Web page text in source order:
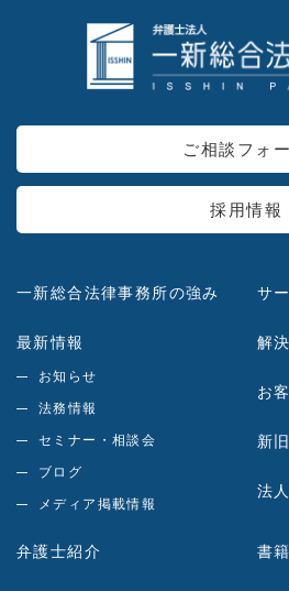
ご相談フォ
採用情報
一新総合法律事務所の強み
最新情報
お知らせ
法務情報
セミナー・相談会
ブログ
メディア掲載情報
サ
解
お
新
法
弁護士紹介 書